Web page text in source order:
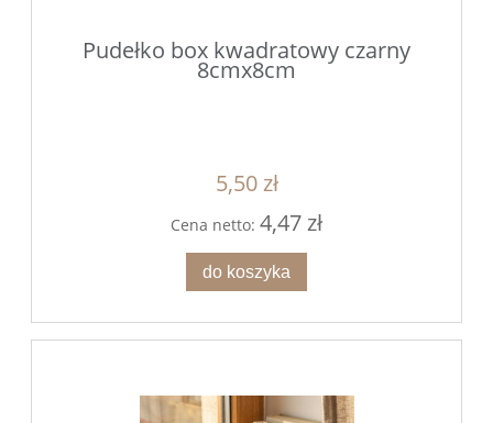
Pudełko box kwadratowy czarny
8cmx8cm
5,50 zł
Cena netto: 4,47 zł
do koszyka